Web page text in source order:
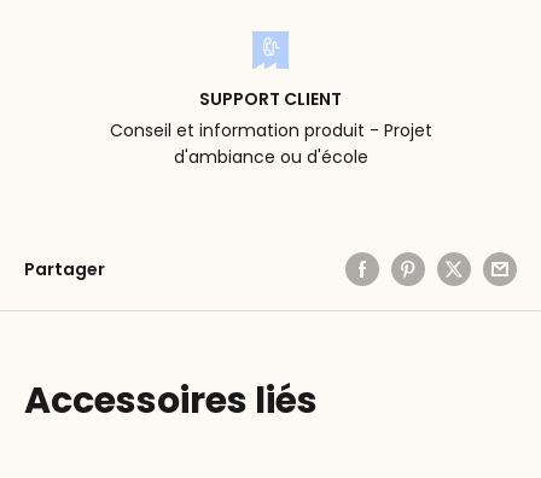
SUPPORT CLIENT
Conseil et information produit - Projet
d'ambiance ou d'école
Partager
Accessoires liés